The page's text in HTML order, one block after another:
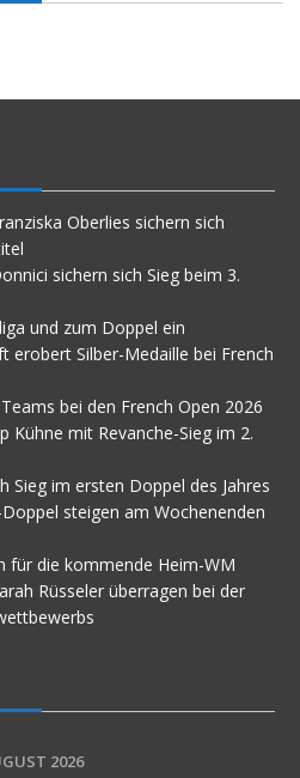
Oberlies sichern sich
sichern sich Sieg beim 3.
und zum Doppel ein
erobert Silber-Medaille bei French
bei den French Open 2026
Kühne mit Revanche-Sieg im 2.
Sieg im ersten Doppel des Jahres
steigen am Wochenenden
für die kommende Heim-WM
Rüsseler überragen bei der
2026